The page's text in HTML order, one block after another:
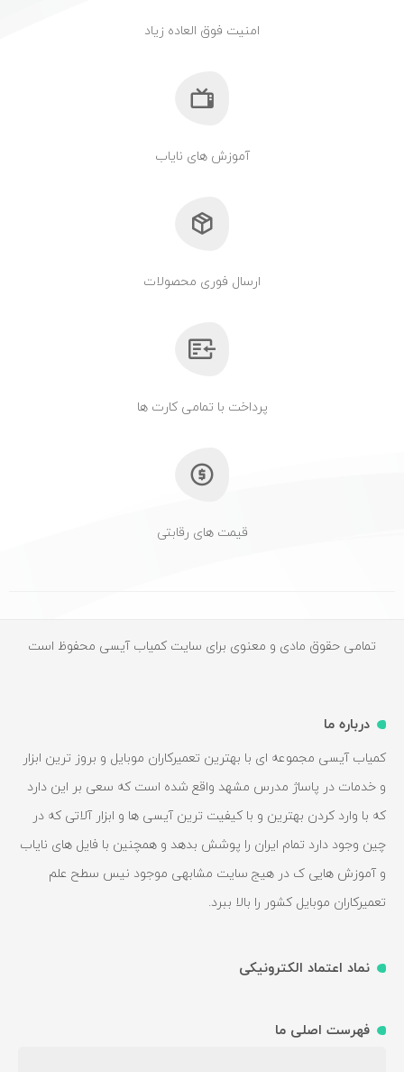
امنیت فوق العاده زیاد
آموزش های نایاب
ارسال فوری محصولات
پرداخت با تمامی کارت ها
قیمت های رقابتی
تمامی حقوق مادی و معنوی برای سایت کمیاب آیسی محفوظ است
درباره ما
کمیاب آیسی مجموعه ای با بهترین تعمیرکاران موبایل و بروز ترین ابزار
و خدمات در پاساژ مدرس مشهد واقع شده است که سعی بر این دارد
که با وارد کردن بهترین و با کیفیت ترین آیسی ها و ابزار آلاتی که در
چین وجود دارد تمام ایران را پوشش بدهد و همچنین با فایل های نایاب
و آموزش هایی ک در هیج سایت مشابهی موجود نیس سطح علم
تعمیرکاران موبایل کشور را بالا ببرد.
نماد اعتماد الکترونیکی
فهرست اصلی ما